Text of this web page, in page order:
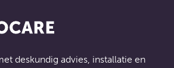
deskundig advies, installatie en